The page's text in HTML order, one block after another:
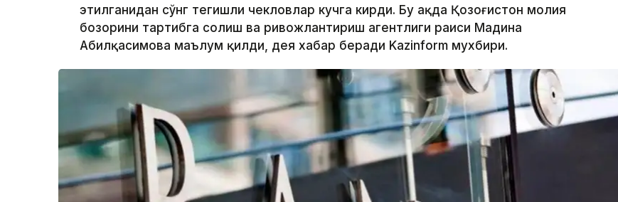
этилганидан сўнг тегишли чекловлар кучга кирди. Бу ҳақда Қозоғистон молия
бозорини тартибга солиш ва ривожлантириш агентлиги раиси Мадина
Абилқасимова маълум қилди, дея хабар беради Kazinform мухбири.